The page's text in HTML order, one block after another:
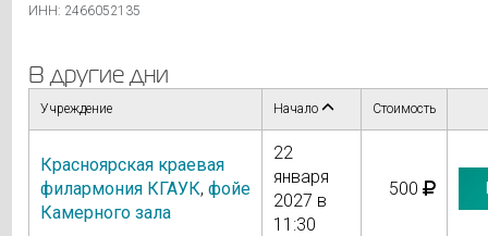
ИНН: 2466052135
В другие дни
Учреждение Начало Стоимость
Красноярская краевая
филармония КГАУК, фойе
Камерного зала
22
января
2027 в
11:30
500